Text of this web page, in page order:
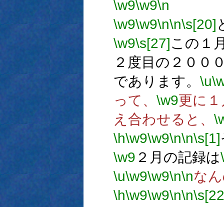
\w9\w9\n
\w9\w9\n\n\s[20]
\w9\s[27]この１
２度目の２００
であります。 \u
って、 \w9更に
え合わせると、
\h\w9\w9\n\n\s[1]
\w9 ２月の記録は
\u\w9\w9\n\nな
\h\w9\w9\n\n